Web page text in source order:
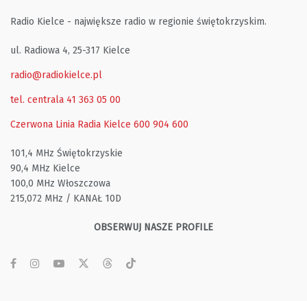
Radio Kielce - największe radio w regionie świętokrzyskim.
ul. Radiowa 4, 25-317 Kielce
radio@radiokielce.pl
tel. centrala 41 363 05 00
Czerwona Linia Radia Kielce 600 904 600
101,4 MHz Świętokrzyskie
90,4 MHz Kielce
100,0 MHz Włoszczowa
215,072 MHz / KANAŁ 10D
OBSERWUJ NASZE PROFILE